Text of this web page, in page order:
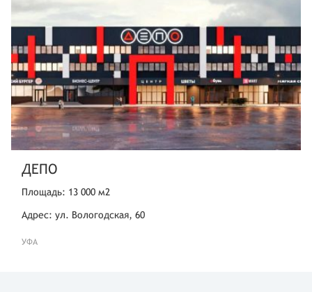
ДЕПО
Площадь: 13 000 м2
Адрес: ул. Вологодская, 60
УФА